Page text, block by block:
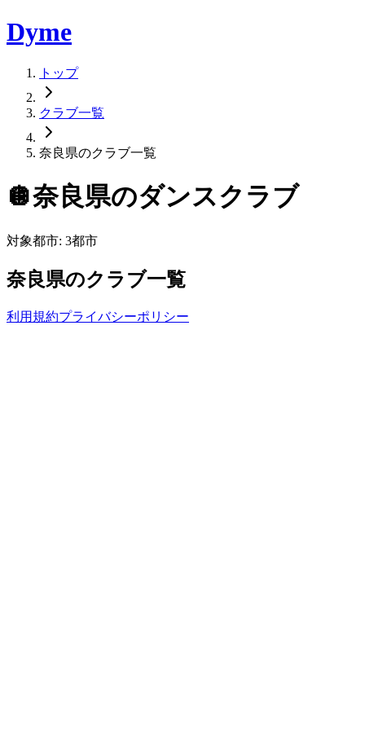
Dyme
トップ
クラブ一覧
奈良県のクラブ一覧
🪩奈良県のダンスクラブ
対象都市: 3都市
奈良県のクラブ一覧
利用規約プライバシーポリシー